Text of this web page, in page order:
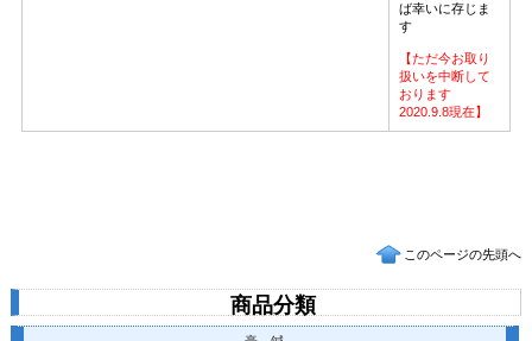
ば幸いに存じま
す
【ただ今お取り
扱いを中断して
おります
2020.9.8現在】
このページの先頭へ
商品分類